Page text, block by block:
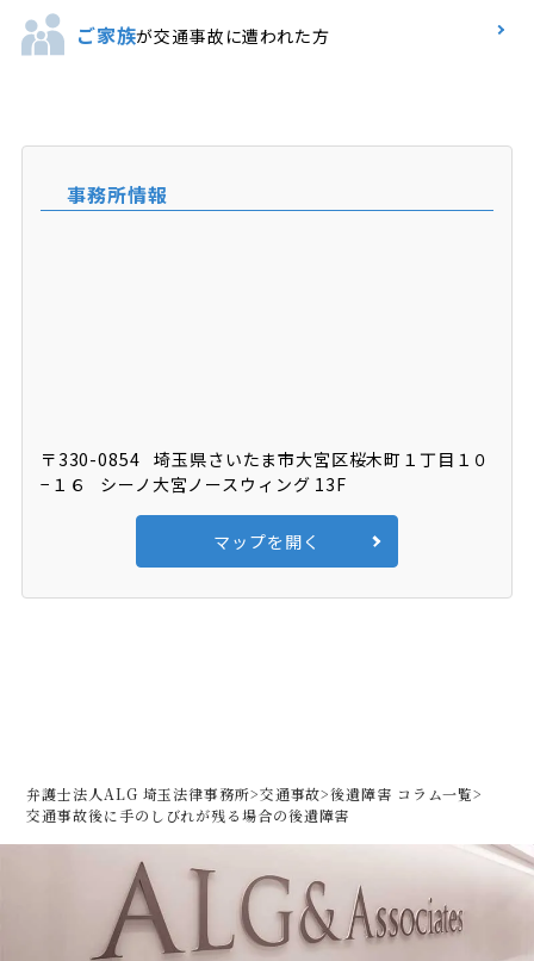
ご家族が交通事故に遭われた方
事務所情報
〒330-0854
埼玉県さいたま市大宮区桜木町１丁目１０
−１６
シーノ大宮ノースウィング 13F
マップを開く
弁護士法人ALG 埼玉法律事務所>交通事故>後遺障害 コラム一覧>
交通事故後に手のしびれが残る場合の後遺障害